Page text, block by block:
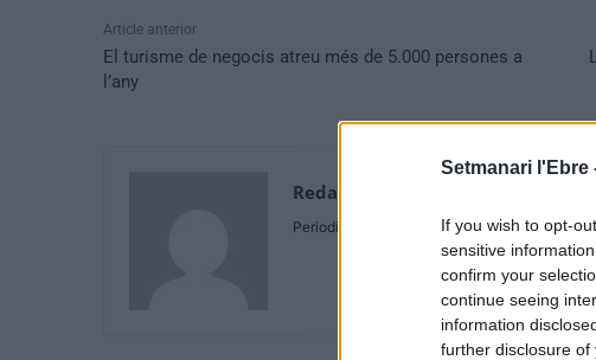
Setmanari l'Ebre
If you wish to opt-
sensitive
confirm your
continue seeing
information
further disclosure of
Article anterior
El turisme de negocis atreu més de 5.000 persones a
l’any
Redaccio
Periodistes